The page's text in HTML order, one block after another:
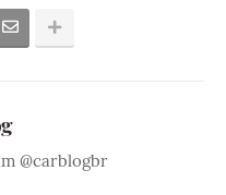
@carblogbr